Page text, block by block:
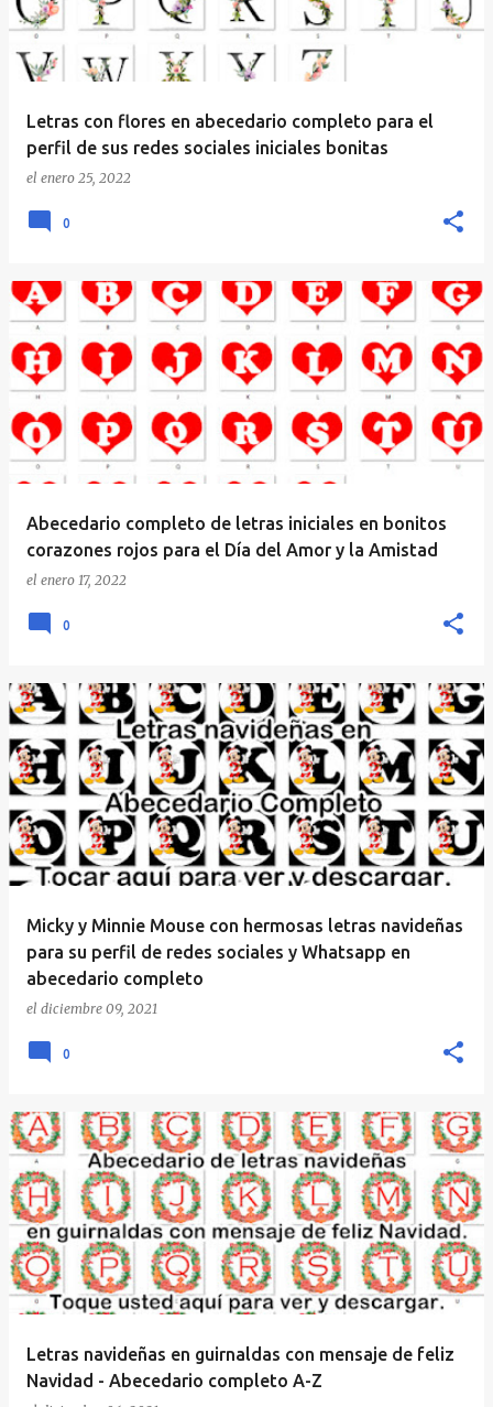
Letras con flores en abecedario completo para el
perfil de sus redes sociales iniciales bonitas
el enero 25, 2022
0
Abecedario completo de letras iniciales en bonitos
corazones rojos para el Día del Amor y la Amistad
el enero 17, 2022
0
Micky y Minnie Mouse con hermosas letras navideñas
para su perfil de redes sociales y Whatsapp en
abecedario completo
el diciembre 09, 2021
0
Letras navideñas en guirnaldas con mensaje de feliz
Navidad - Abecedario completo A-Z